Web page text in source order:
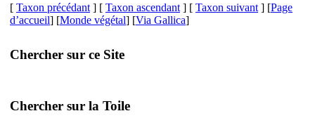
[ Taxon précédant ] [ Taxon ascendant ] [ Taxon suivant ] [Page
d’accueil] [Monde végétal] [Via Gallica]
Chercher sur ce Site
Chercher sur la Toile